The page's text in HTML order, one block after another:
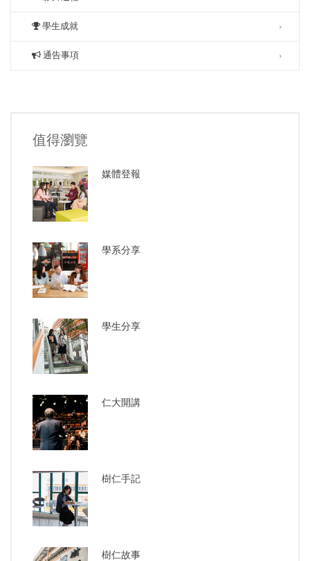
學生成就
通告事項
值得瀏覽
媒體登報
學系分享
學生分享
仁大開講
樹仁手記
樹仁故事